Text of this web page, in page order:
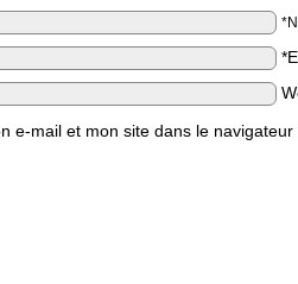
e-mail et mon site dans le